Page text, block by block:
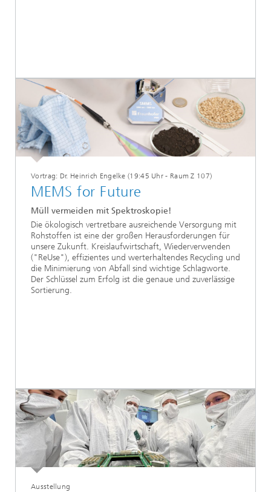
Vortrag: Dr. Heinrich Engelke (19:45 Uhr - Raum Z 107)
MEMS for Future
Müll vermeiden mit Spektroskopie!
Die ökologisch vertretbare ausreichende Versorgung mit
Rohstoffen ist eine der großen Herausforderungen für
unsere Zukunft. Kreislaufwirtschaft, Wiederverwenden
("ReUse"), effizientes und werterhaltendes Recycling und
die Minimierung von Abfall sind wichtige Schlagworte.
Der Schlüssel zum Erfolg ist die genaue und zuverlässige
Sortierung.
Ausstellung